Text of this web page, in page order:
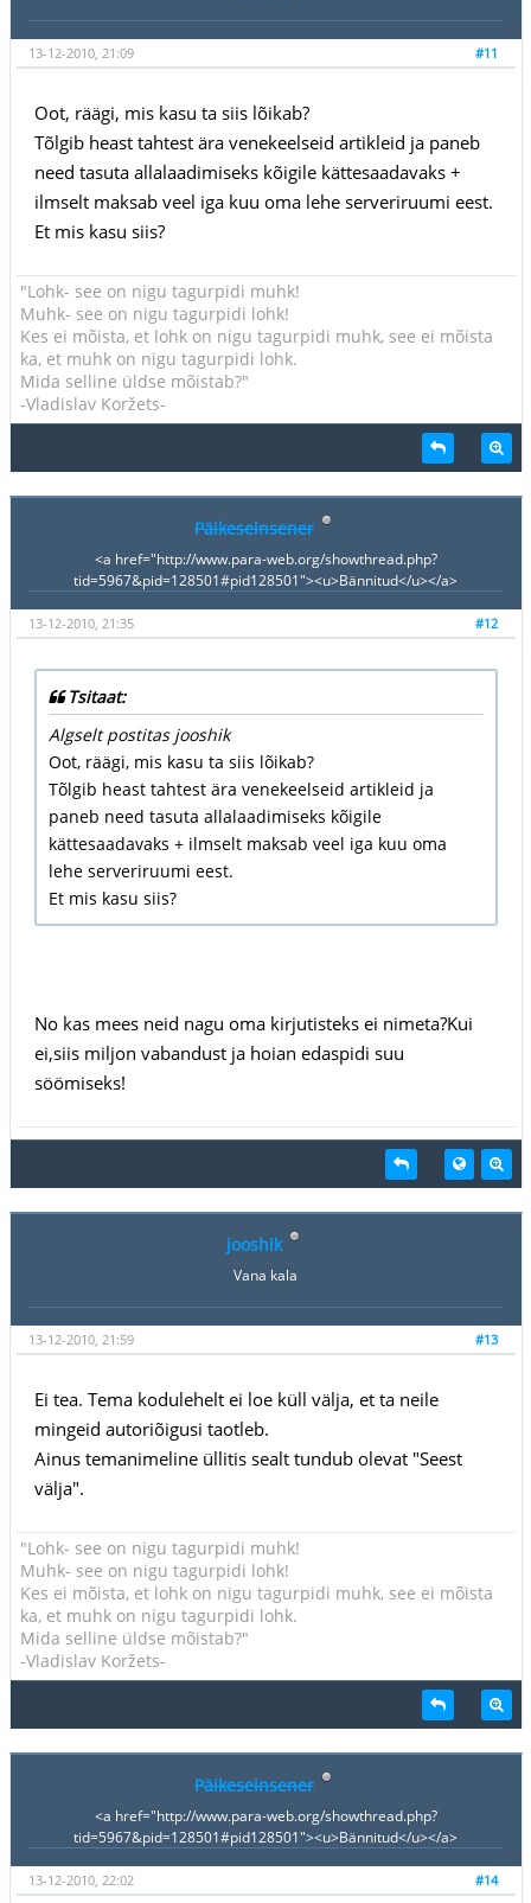
#11
13-12-2010, 21:09
Oot, räägi, mis kasu ta siis lõikab?
Tõlgib heast tahtest ära venekeelseid artikleid ja paneb
need tasuta allalaadimiseks kõigile kättesaadavaks +
ilmselt maksab veel iga kuu oma lehe serveriruumi eest.
Et mis kasu siis?
"Lohk- see on nigu tagurpidi muhk!
Muhk- see on nigu tagurpidi lohk!
Kes ei mõista, et lohk on nigu tagurpidi muhk, see ei mõista
ka, et muhk on nigu tagurpidi lohk.
Mida selline üldse mõistab?"
-Vladislav Koržets-
Päikeseinsener
<a href="http://www.para-web.org/showthread.php?
tid=5967&pid=128501#pid128501"><u>Bännitud</u></a>
#12
13-12-2010, 21:35
Tsitaat:
Algselt postitas jooshik
Oot, räägi, mis kasu ta siis lõikab?
Tõlgib heast tahtest ära venekeelseid artikleid ja
paneb need tasuta allalaadimiseks kõigile
kättesaadavaks + ilmselt maksab veel iga kuu oma
lehe serveriruumi eest.
Et mis kasu siis?
No kas mees neid nagu oma kirjutisteks ei nimeta?Kui
ei,siis miljon vabandust ja hoian edaspidi suu
söömiseks!
jooshik
Vana kala
#13
13-12-2010, 21:59
Ei tea. Tema kodulehelt ei loe küll välja, et ta neile
mingeid autoriõigusi taotleb.
Ainus temanimeline üllitis sealt tundub olevat "Seest
välja".
"Lohk- see on nigu tagurpidi muhk!
Muhk- see on nigu tagurpidi lohk!
Kes ei mõista, et lohk on nigu tagurpidi muhk, see ei mõista
ka, et muhk on nigu tagurpidi lohk.
Mida selline üldse mõistab?"
-Vladislav Koržets-
Päikeseinsener
<a href="http://www.para-web.org/showthread.php?
tid=5967&pid=128501#pid128501"><u>Bännitud</u></a>
#14
13-12-2010, 22:02